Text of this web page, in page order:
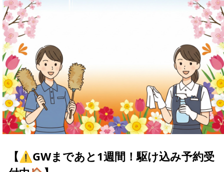
【⚠️GWまであと1週間！駆け込み予約受